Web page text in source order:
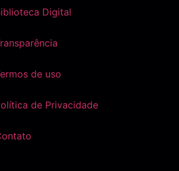
Digital
de uso
de Privacidade